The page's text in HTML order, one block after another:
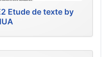
Etude de texte by